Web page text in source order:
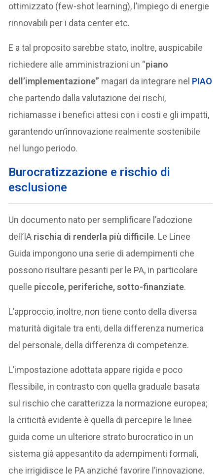
ottimizzato (few-shot learning), l’impiego di energie
rinnovabili per i data center etc.
E a tal proposito sarebbe stato, inoltre, auspicabile
richiedere alle amministrazioni un “piano
dell’implementazione” magari da integrare nel PIAO
che partendo dalla valutazione dei rischi,
richiamasse i benefici attesi con i costi e gli impatti,
garantendo un’innovazione realmente sostenibile
nel lungo periodo.
Burocratizzazione e rischio di
esclusione
Un documento nato per semplificare l’adozione
dell’IA rischia di renderla più difficile. Le Linee
Guida impongono una serie di adempimenti che
possono risultare pesanti per le PA, in particolare
quelle piccole, periferiche, sotto-finanziate.
L’approccio, inoltre, non tiene conto della diversa
maturità digitale tra enti, della differenza numerica
del personale, della differenza di competenze.
L’impostazione adottata appare rigida e poco
flessibile, in contrasto con quella graduale basata
sul rischio che caratterizza la normazione europea;
la criticità evidente è quella di percepire le linee
guida come un ulteriore strato burocratico in un
sistema già appesantito da adempimenti formali,
che irrigidisce le PA anziché favorire l’innovazione.